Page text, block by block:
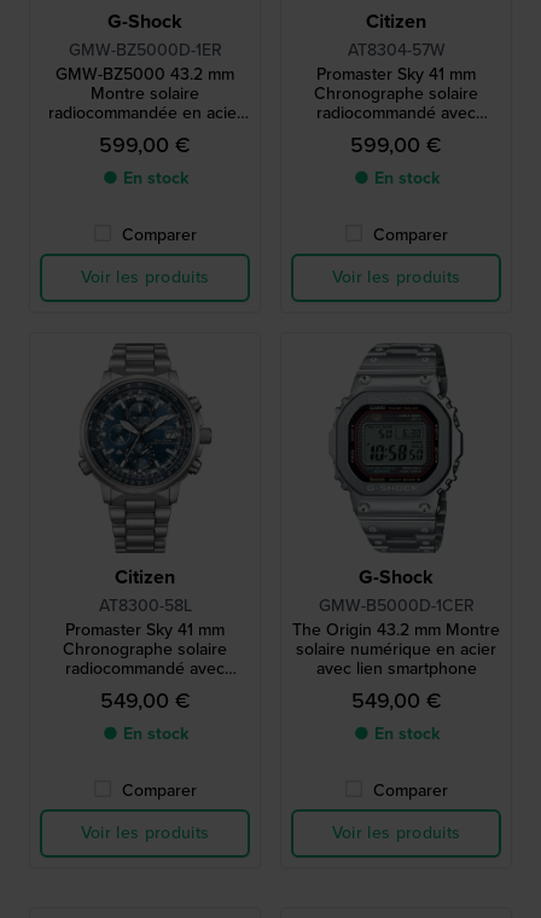
G-Shock
GMW-BZ5000D-1ER
GMW-BZ5000 43.2 mm
Montre solaire
radiocommandée en acier
avec liaison smartphone et
affichage MIP
599,00 €
● En stock
Comparer
Voir les produits
Citizen
AT8304-57W
Promaster Sky 41 mm
Chronographe solaire
radiocommandé avec
lunette aviation interne
599,00 €
● En stock
Comparer
Voir les produits
Citizen
AT8300-58L
Promaster Sky 41 mm
Chronographe solaire
radiocommandé avec
lunette aviation interne
549,00 €
● En stock
Comparer
Voir les produits
G-Shock
GMW-B5000D-1CER
The Origin 43.2 mm Montre
solaire numérique en acier
avec lien smartphone
549,00 €
● En stock
Comparer
Voir les produits